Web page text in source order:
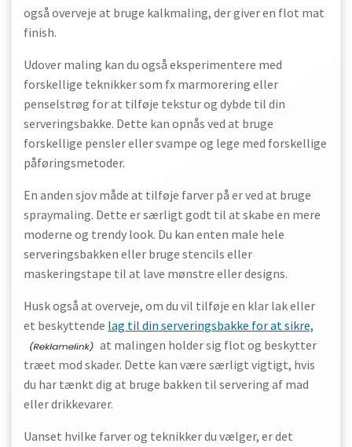
også overveje at bruge kalkmaling, der giver en flot mat
finish.
Udover maling kan du også eksperimentere med
forskellige teknikker som fx marmorering eller
penselstrøg for at tilføje tekstur og dybde til din
serveringsbakke. Dette kan opnås ved at bruge
forskellige pensler eller svampe og lege med forskellige
påføringsmetoder.
En anden sjov måde at tilføje farver på er ved at bruge
spraymaling. Dette er særligt godt til at skabe en mere
moderne og trendy look. Du kan enten male hele
serveringsbakken eller bruge stencils eller
maskeringstape til at lave mønstre eller designs.
Husk også at overveje, om du vil tilføje en klar lak eller
et beskyttende lag til din serveringsbakke for at sikre,
at malingen holder sig flot og beskytter
træet mod skader. Dette kan være særligt vigtigt, hvis
du har tænkt dig at bruge bakken til servering af mad
eller drikkevarer.
Uanset hvilke farver og teknikker du vælger, er det